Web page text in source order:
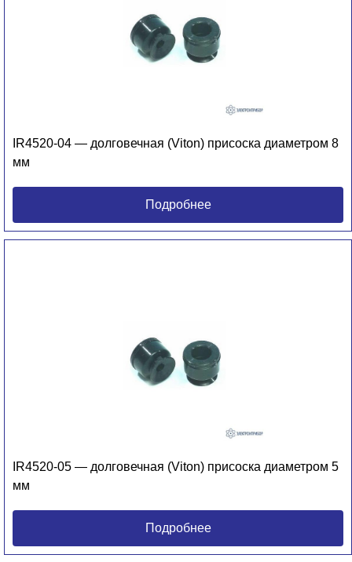
IR4520-04 — долговечная (Viton) присоска диаметром 8
мм
Подробнее
IR4520-05 — долговечная (Viton) присоска диаметром 5
мм
Подробнее